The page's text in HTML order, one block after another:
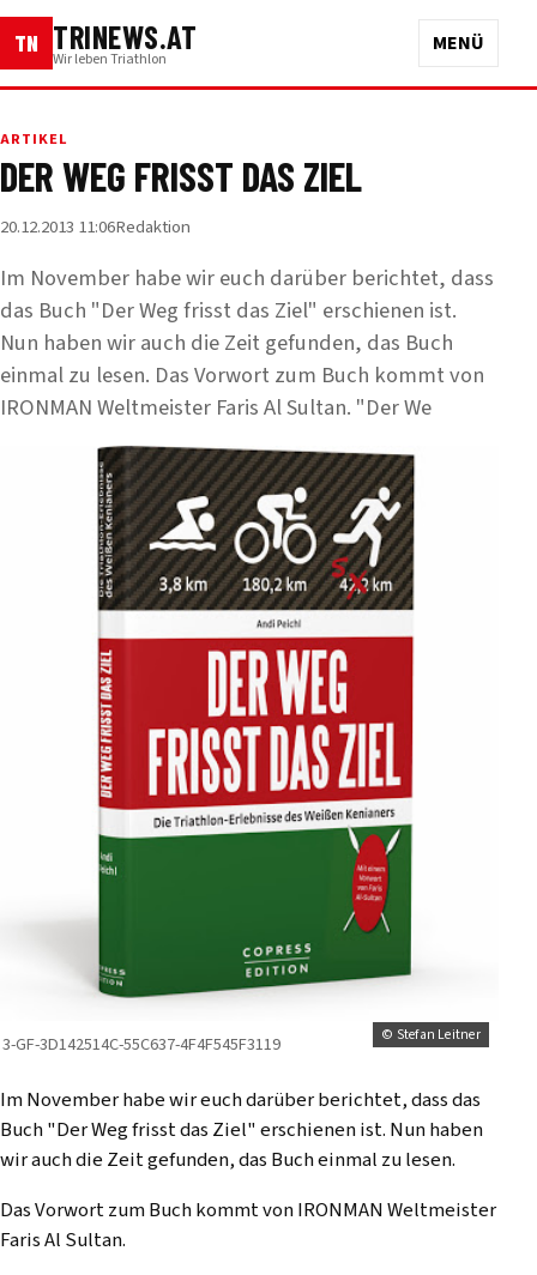
TN TRINEWS.AT
Wir leben Triathlon
MENÜ
ARTIKEL
DER WEG FRISST DAS ZIEL
20.12.2013 11:06Redaktion
Im November habe wir euch darüber berichtet, dass
das Buch "Der Weg frisst das Ziel" erschienen ist.
Nun haben wir auch die Zeit gefunden, das Buch
einmal zu lesen. Das Vorwort zum Buch kommt von
IRONMAN Weltmeister Faris Al Sultan. "Der We
© Stefan Leitner
3-GF-3D142514C-55C637-4F4F545F3119
Im November habe wir euch darüber berichtet, dass das
Buch "Der Weg frisst das Ziel" erschienen ist. Nun haben
wir auch die Zeit gefunden, das Buch einmal zu lesen.
Das Vorwort zum Buch kommt von IRONMAN Weltmeister
Faris Al Sultan.